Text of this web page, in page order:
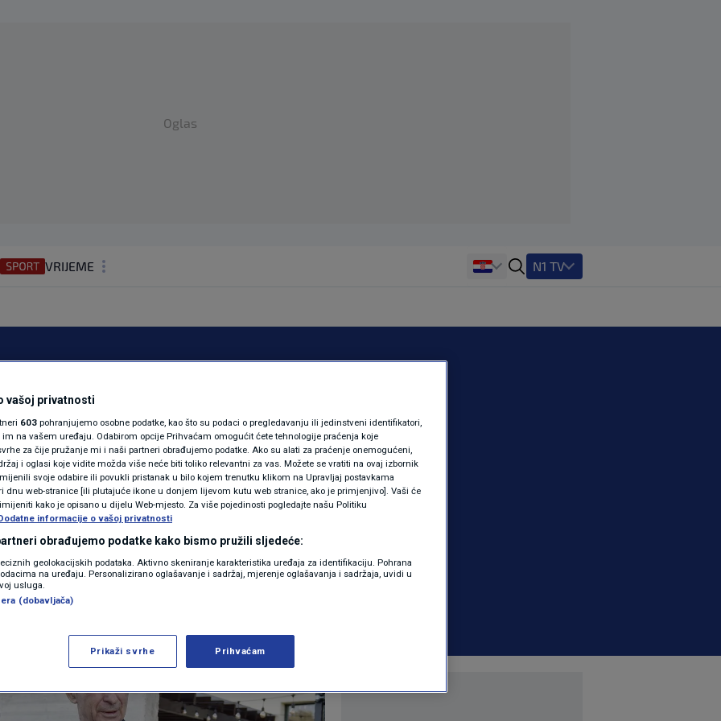
Oglas
VRIJEME
REGIJA
MAGAZIN
KOLUMNE
N1(DIS)INFO
KLIMATSKE PROMJENE
FOTO
VIDEO
N1 TV
Srpski kulturni
Ova vrata bit će
0 komentara
Više
vašoj privatnosti
603 pohranjujemo osobne podatke, kao što su podaci o pregledavanju ili jedinstveni identifikatori,
na vašem uređaju. Odabirom opcije Prihvaćam omogućit ćete tehnologije praćenja koje
za čije pružanje mi i naši partneri obrađujemo podatke. Ako su alati za praćenje onemogućeni,
i oglasi koje vidite možda više neće biti toliko relevantni za vas. Možete se vratiti na ovaj izbornik
svoje odabire ili povukli pristanak u bilo kojem trenutku klikom na Upravljaj postavkama
dnu web-stranice [ili plutajuće ikone u donjem lijevom kutu web stranice, ako je primjenjivo]. Vaši će
kako je opisano u dijelu Web-mjesto. Za više pojedinosti pogledajte našu Politiku
informacije o vašoj privatnosti
obrađujemo podatke kako bismo pružili sljedeće:
geolokacijskih podataka. Aktivno skeniranje karakteristika uređaja za identifikaciju. Pohrana
na uređaju. Personalizirano oglašavanje i sadržaj, mjerenje oglašavanja i sadržaja, uvidi u
usluga.
(dobavljača)
Prikaži svrhe Prihvaćam